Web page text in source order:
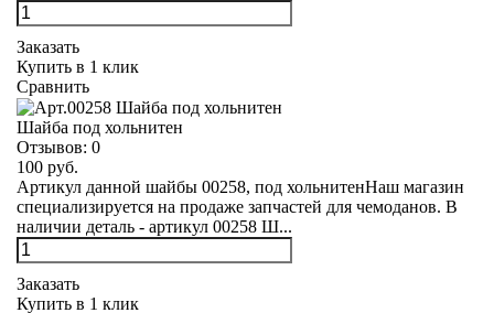
Заказать
Купить в 1 клик
Сравнить
Шайба под хольнитен
Отзывов: 0
100 руб.
Артикул данной шайбы 00258, под хольнитенНаш магазин
специализируется на продаже запчастей для чемоданов. В
наличии деталь - артикул 00258 Ш...
Заказать
Купить в 1 клик